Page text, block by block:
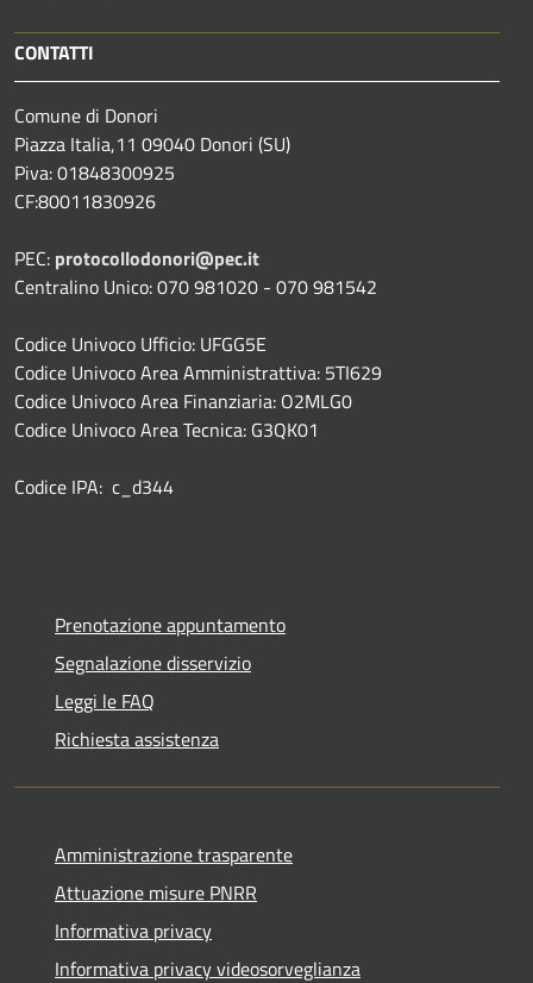
CONTATTI
Comune di Donori
Piazza Italia,11 09040 Donori (SU)
Piva: 01848300925
CF:80011830926
PEC: protocollodonori@pec.it
Centralino Unico: 070 981020 - 070 981542
Codice Univoco Ufficio: UFGG5E
Codice Univoco Area Amministrattiva: 5TI629
Codice Univoco Area Finanziaria: O2MLG0
Codice Univoco Area Tecnica: G3QK01
Codice IPA: c_d344
Prenotazione appuntamento
Segnalazione disservizio
Leggi le FAQ
Richiesta assistenza
Amministrazione trasparente
Attuazione misure PNRR
Informativa privacy
Informativa privacy videosorveglianza